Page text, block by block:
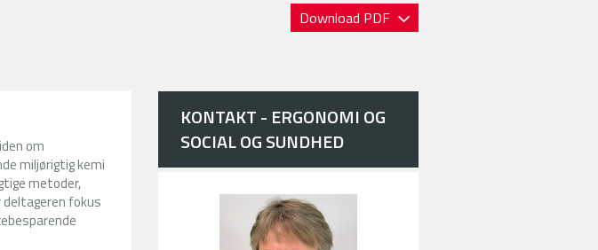
Download PDF
om
miljørigtig kemi
metoder,
deltageren fokus
KONTAKT - ERGONOMI OG
SOCIAL OG SUNDHED